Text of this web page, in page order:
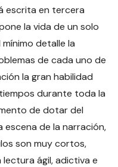
escrita en tercera
la vida de un solo
detalle la
de cada uno de
la gran habilidad
durante toda la
de dotar del
de la narración,
son muy cortos,
ágil, adictiva e